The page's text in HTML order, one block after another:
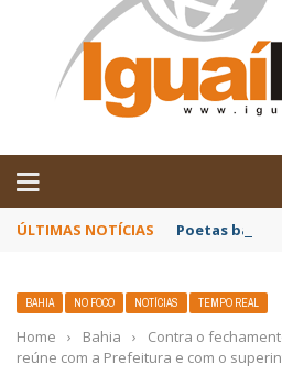
ÚLTIMAS NOTÍCIAS Poetas
BAHIA NO FOCO NOTÍCIAS TEMPO REAL
Home › Bahia ›
Contra o
reúne com a Prefeitura e com o